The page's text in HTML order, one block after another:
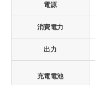
電源
消費電力
出力
充電電池